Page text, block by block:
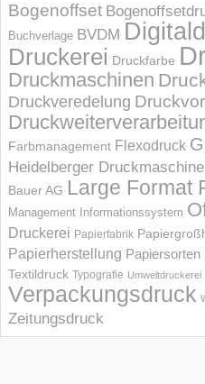
Bogenoffset
Buchverlage BVDM
Druckerei Druckfarbe
Druckmaschinen
Druckveredelung
Farbmanagement Flexodruck
Heidelberger
Bauer AG Large Format
Management Informations­system
Druckerei Papierfabrik
Papierherstellung Papiersorten
Textildruck Typografie Umweltdruckerei
Verpackungsdruck
Zeitungsdruck